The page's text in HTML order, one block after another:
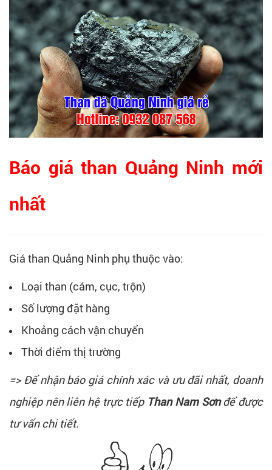
Báo giá than Quảng Ninh mới
nhất
Giá than Quảng Ninh phụ thuộc vào:
Loại than (cám, cục, trộn)
Số lượng đặt hàng
Khoảng cách vận chuyển
Thời điểm thị trường
=> Để nhận báo giá chính xác và ưu đãi nhất, doanh
nghiệp nên liên hệ trực tiếp Than Nam Sơnđể được
tư vấn chi tiết.